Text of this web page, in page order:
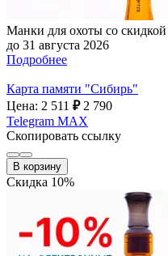
Манки для охоты со
до 31 августа 2026
Подробнее
Карта памяти "Сибирь"
Цена: 2 511 ₽ 2 790
Telegram MAX
Скопировать ссылку
В корзину
Скидка 10%